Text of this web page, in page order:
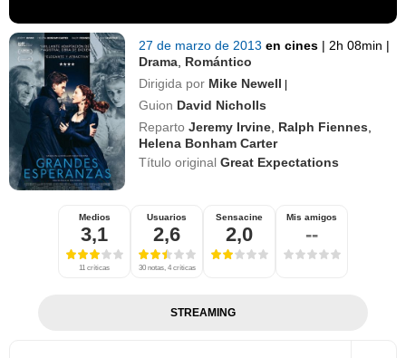
27 de marzo de 2013en cines | 2h 08min |
Drama Romántico
Dirigida por Mike Newell |
Guion David Nicholls
Reparto Jeremy Irvine Ralph Fiennes
Helena Bonham Carter
Título originalGreat Expectations
Medios
3,1
11 críticas
Usuarios
2,6
30 notas, 4 críticas
Sensacine
2,0
Mis amigos
--
STREAMING